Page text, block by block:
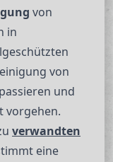
von
in
von
passieren und
vorgehen.
verwandten
eine